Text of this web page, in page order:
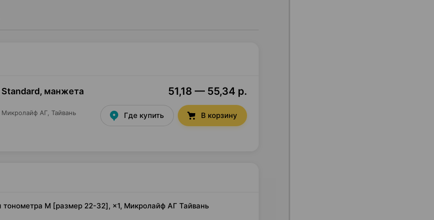
манжета
Микролайф АГ , Тайвань
51,18 — 55,34 р.
Где купить В корзину
M [размер 22-32], ×1, Микролайф АГ Тайвань